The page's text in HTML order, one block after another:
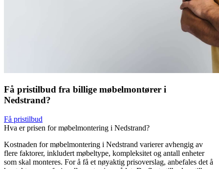
Få pristilbud fra billige møbelmontører i
Nedstrand?
Få pristilbud
Hva er prisen for møbelmontering i Nedstrand?
Kostnaden for møbelmontering i Nedstrand varierer avhengig av
flere faktorer, inkludert møbeltype, kompleksitet og antall enheter
som skal monteres. For å få et nøyaktig prisoverslag, anbefales det å